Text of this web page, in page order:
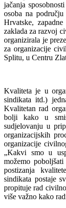
jačanja
osoba na području
Hrvatske,
zaklada za razvoj
organizirala je
za organizacije
Splitu, u Centru
Kvaliteta je u
sindikata itd.)
Kvalitetan rad
bolji kako u
sudjelovanju u
organizacijskih
organizacije
„Kakvi smo u
možemo
postizanja
sindikata postaje
propituje rad
više važno kako